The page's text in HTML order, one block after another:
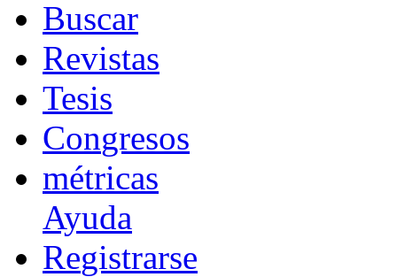
Buscar
Revistas
Tesis
Congresos
métricas
Ayuda
Registrarse